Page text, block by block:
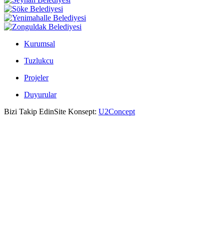
Kurumsal
Tuzlukcu
Projeler
Duyurular
Bizi Takip EdinSite Konsept: U2Concept